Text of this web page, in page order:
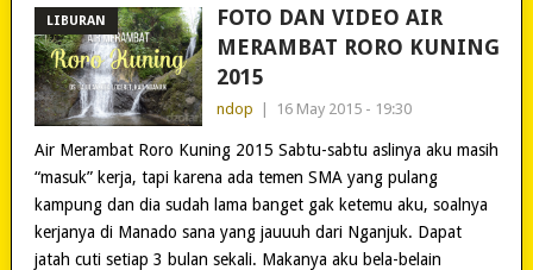
LIBURAN
FOTO DAN VIDEO AIR
MERAMBAT RORO KUNING
2015
ndop 16 May 2015 - 19:30
Air Merambat Roro Kuning 2015 Sabtu-sabtu aslinya aku masih
“masuk” kerja, tapi karena ada temen SMA yang pulang
kampung dan dia sudah lama banget gak ketemu aku, soalnya
kerjanya di Manado sana yang jauuuh dari Nganjuk. Dapat
jatah cuti setiap 3 bulan sekali. Makanya aku bela-belain